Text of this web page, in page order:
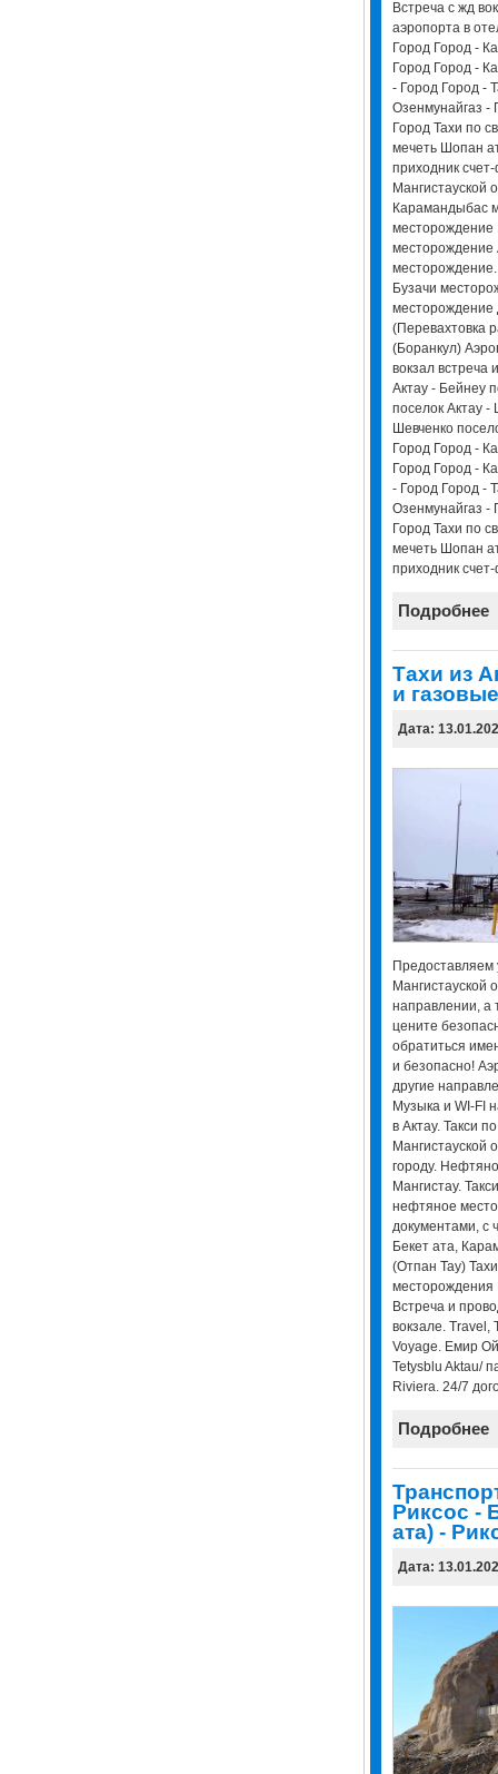
Встреча с жд
аэропорта в
Город Город -
Город Город -
- Город Город -
Озенмунайгаз -
Город Тахи по
мечеть Шопан
приходник
Мангистауской
Карамандыбас
месторождение
месторождение
Бузачи
месторождение
(Перевахтовка
(Боранкул)
вокзал встреча
Актау - Бейнеу
поселок Актау -
Шевченко
Город Город -
Город Город -
- Город Город -
Озенмунайгаз -
Город Тахи по
мечеть Шопан
приходник
Подробнее
Тахи из
и
Дата:
Предоставляем
Мангистауской
направлении, а
цените
обратиться
и безопасно!
другие
Музыка и WI-FI
в Актау. Такси
Мангистауской
городу.
Мангистау.
нефтяное
документами, с
Бекет ата,
(Отпан Тау)
месторождения
Встреча и
вокзале. Travel,
Voyage. Емир
Tetysblu Aktau/
Riviera. 24/7
Подробнее
Риксос -
ата) -
Дата: